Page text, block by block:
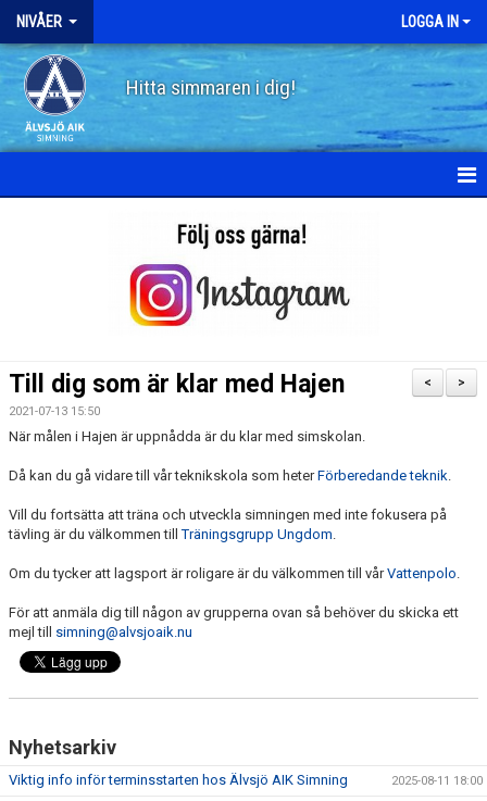
NIVÅER LOGGA IN
Hitta simmaren i dig!
HAJEN
VANLIGA FRÅGOR
ARKIV
>
<
Till dig som är klar med Hajen
2021-07-13 15:50
När målen i Hajen är uppnådda är du klar med simskolan.
Då kan du gå vidare till vår teknikskola som heterFörberedande teknik.
Vill du fortsätta att träna och utveckla simningen med inte fokusera på
tävling är du välkommen tillTräningsgrupp Ungdom.
Om du tycker att lagsport är roligare är du välkommen till vårVattenpolo.
För att anmäla dig till någon av grupperna ovan så behöver du skicka ett
mejl till simning@alvsjoaik.nu
Nyhetsarkiv
Viktig info inför terminsstarten hos Älvsjö AIK Simning 2025-08-11 18:00